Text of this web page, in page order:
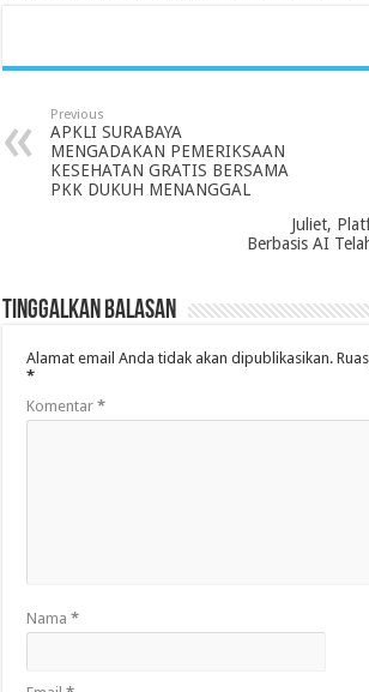
Previous
APKLI SURABAYA
MENGADAKAN PEMERIKSAAN
KESEHATAN GRATIS BERSAMA
PKK DUKUH MENANGGAL
Juliet,
Berbasis AI
Tinggalkan Balasan
Alamat email Anda tidak akan dipublikasikan.
*
Komentar*
Nama*